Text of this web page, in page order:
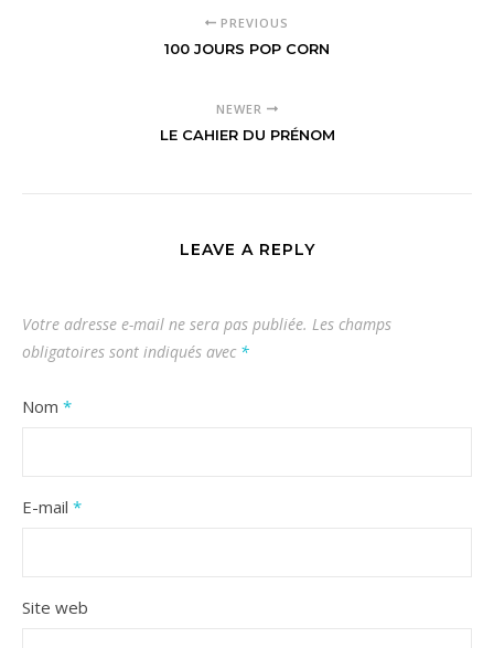
PREVIOUS
100 JOURS POP CORN
NEWER
LE CAHIER DU PRÉNOM
LEAVE A REPLY
Votre adresse e-mail ne sera pas publiée. Les champs
obligatoires sont indiqués avec *
Nom *
E-mail *
Site web